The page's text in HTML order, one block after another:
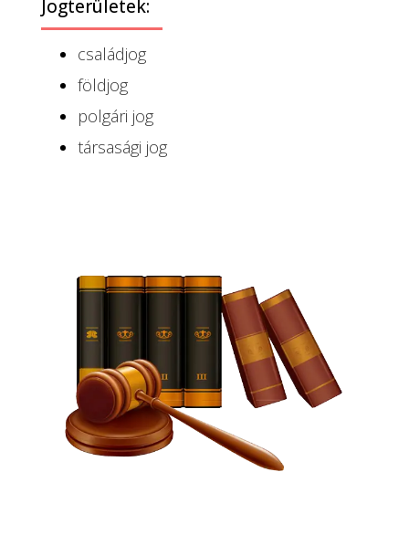
Jogterületek:
családjog
földjog
polgári jog
társasági jog